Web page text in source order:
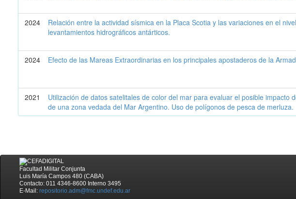
2024
Relación entre la actividad sísmica en la Placa Scotia y las variaciones en el
levantamientos hidrográficos antárticos.
2024
Efecto de las Mareas Extraordinarias en los principales apostaderos de la
2021
Utilización de datos satelitales de color del mar para evaluar el posible impacto
de una zona vedada del Mar Argentino. Uso de polígonos de pesca de merluza.
Facultad Militar Conjunta
Luis María Campos 480 (CABA)
Contacto: 011 4346-8600 Interno 3495
E-Mail: repositorio.adm@fmc.undef.edu.ar